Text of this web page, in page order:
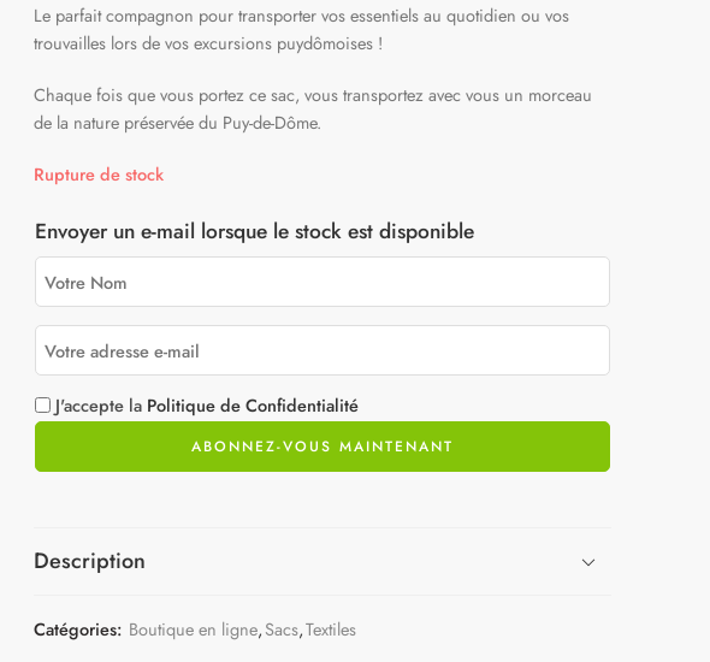
Le parfait compagnon pour transporter vos essentiels au quotidien ou vos
trouvailles lors de vos excursions puydômoises !
Chaque fois que vous portez ce sac, vous transportez avec vous un morceau
de la nature préservée du Puy-de-Dôme.
Rupture de stock
Envoyer un e-mail lorsque le stock est disponible
J'accepte la Politique de Confidentialité
Description
Catégories: Boutique en ligne,Sacs,Textiles